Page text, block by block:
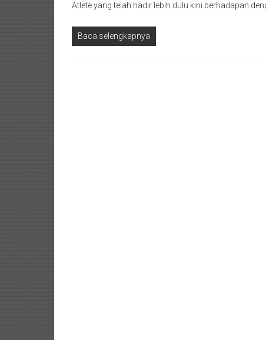
Atlete yang telah hadir lebih dulu kini berhadapan
Baca selengkapnya